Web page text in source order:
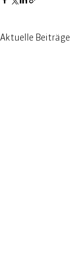
Aktuelle Beiträge